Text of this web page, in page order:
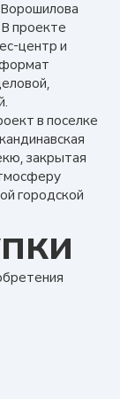
Ворошилова
проекте
центр и
формат
в поселке
закрытая
городской